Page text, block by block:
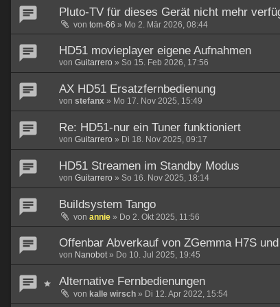
Pluto-TV für dieses Gerät nicht mehr
von tom-66 » Mo 2. Mär 2026, 08:44
HD51 movieplayer eigene Aufnahmen
von Guitarrero » So 15. Feb 2026, 17:56
AX HD51 Ersatzfernbedienung
von stefanx » Mo 17. Nov 2025, 15:49
Re: HD51-nur ein Tuner funktioniert
von Guitarrero » Di 18. Nov 2025, 09:17
HD51 Streamen im Standby Modus
von Guitarrero » So 16. Nov 2025, 18:14
Buildsystem Tango
von annie » Do 2. Okt 2025, 11:56
Offenbar Abverkauf von ZGemma H7S
von Nanobot» Do 10. Jul 2025, 19:45
Alternative Fernbedienungen
von kalle wirsch » Di 12. Apr 2022, 15:54